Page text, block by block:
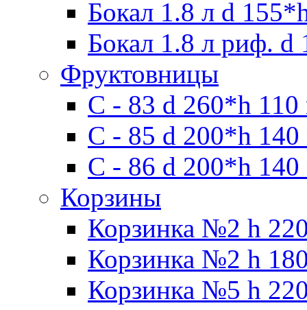
Бокал 1.8 л d
Бокал 1.8 л риф.
Фруктовницы
С - 83 d 260*h
С - 85 d 200*h
С - 86 d 200*h
Корзины
Корзинка №2 h
Корзинка №2 h
Корзинка №5 h